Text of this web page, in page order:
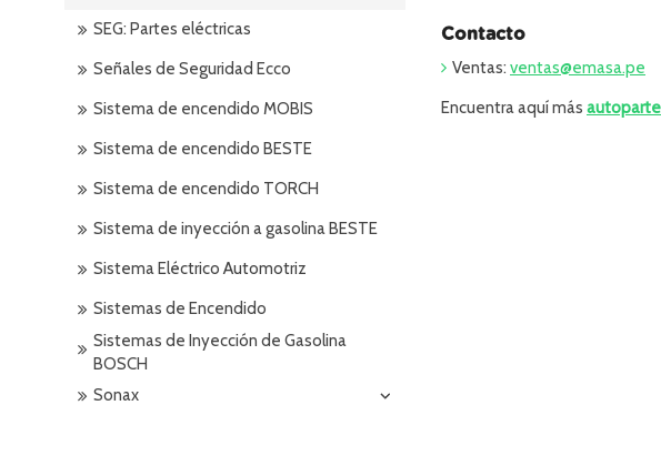
SEG: Partes eléctricas
Señales de Seguridad Ecco
Sistema de encendido MOBIS
Sistema de encendido BESTE
Sistema de encendido TORCH
Sistema de inyección a gasolina BESTE
Sistema Eléctrico Automotriz
Sistemas de Encendido
Sistemas de Inyección de Gasolina
BOSCH
Sonax
Contacto
Ventas: ventas@emasa.pe
Encuentra aquí más